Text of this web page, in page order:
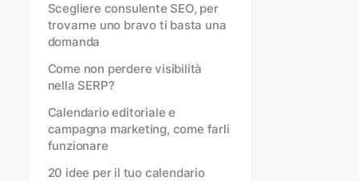
Scegliere consulente SEO, per
trovarne uno bravo ti basta una
domanda
Come non perdere visibilità
nella SERP?
Calendario editoriale e
campagna marketing, come farli
funzionare
20 idee per il tuo calendario